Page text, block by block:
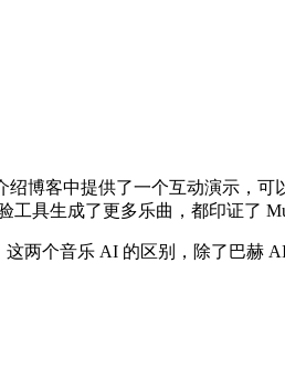
博客中提供了一个互动演示，可
具生成了更多乐曲，都印证了
个音乐 AI 的区别，除了巴赫